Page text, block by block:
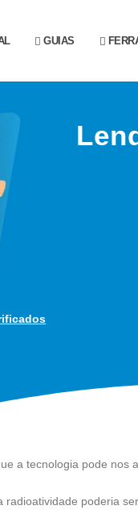
GUIAS
a tecnologia pode nos
radioatividade poderia